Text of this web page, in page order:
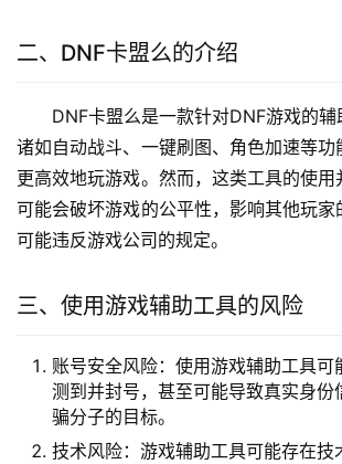
二、DNF卡盟么的介绍
DNF卡盟么是一款针对DNF游戏的
诸如自动战斗、一键刷图、角色加速等功
更高效地玩游戏。然而，这类工具的使
可能会破坏游戏的公平性，影响其他玩家
可能违反游戏公司的规定。
三、使用游戏辅助工具的风险
账号安全风险：使用游戏辅助工具可
测到并封号，甚至可能导致真实身份
骗分子的目标。
技术风险：游戏辅助工具可能存在技